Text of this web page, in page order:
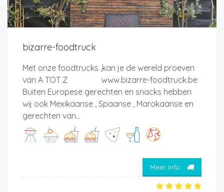
bizarre-foodtruck
Met onze foodtrucks ,kan je de wereld proeven
van A TOT Z www.bizarre-foodtruck.be
Buiten Europese gerechten en snacks hebben
wij ook Mexikaanse , Spaanse , Marokaanse en
gerechten van...
Meer info